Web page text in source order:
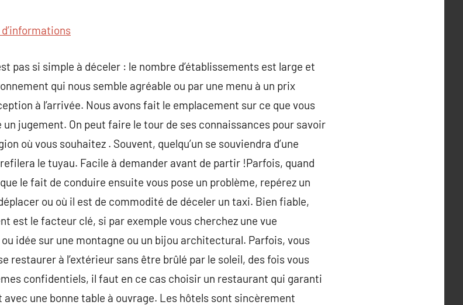
pas si simple à déceler : le nombre d’établissements est large et
qui nous semble agréable ou par une menu à un prix
à l’arrivée. Nous avons fait le emplacement sur ce que vous
jugement. On peut faire le tour de ses connaissances pour savoir
où vous souhaitez . Souvent, quelqu’un se souviendra d’une
le tuyau. Facile à demander avant de partir !Parfois, quand
le fait de conduire ensuite vous pose un problème, repérez un
ou où il est de commodité de déceler un taxi. Bien fiable,
est le facteur clé, si par exemple vous cherchez une vue
idée sur une montagne ou un bijou architectural. Parfois, vous
restaurer à l’extérieur sans être brûlé par le soleil, des fois vous
confidentiels, il faut en ce cas choisir un restaurant qui garanti
une bonne table à ouvrage. Les hôtels sont sincèrement